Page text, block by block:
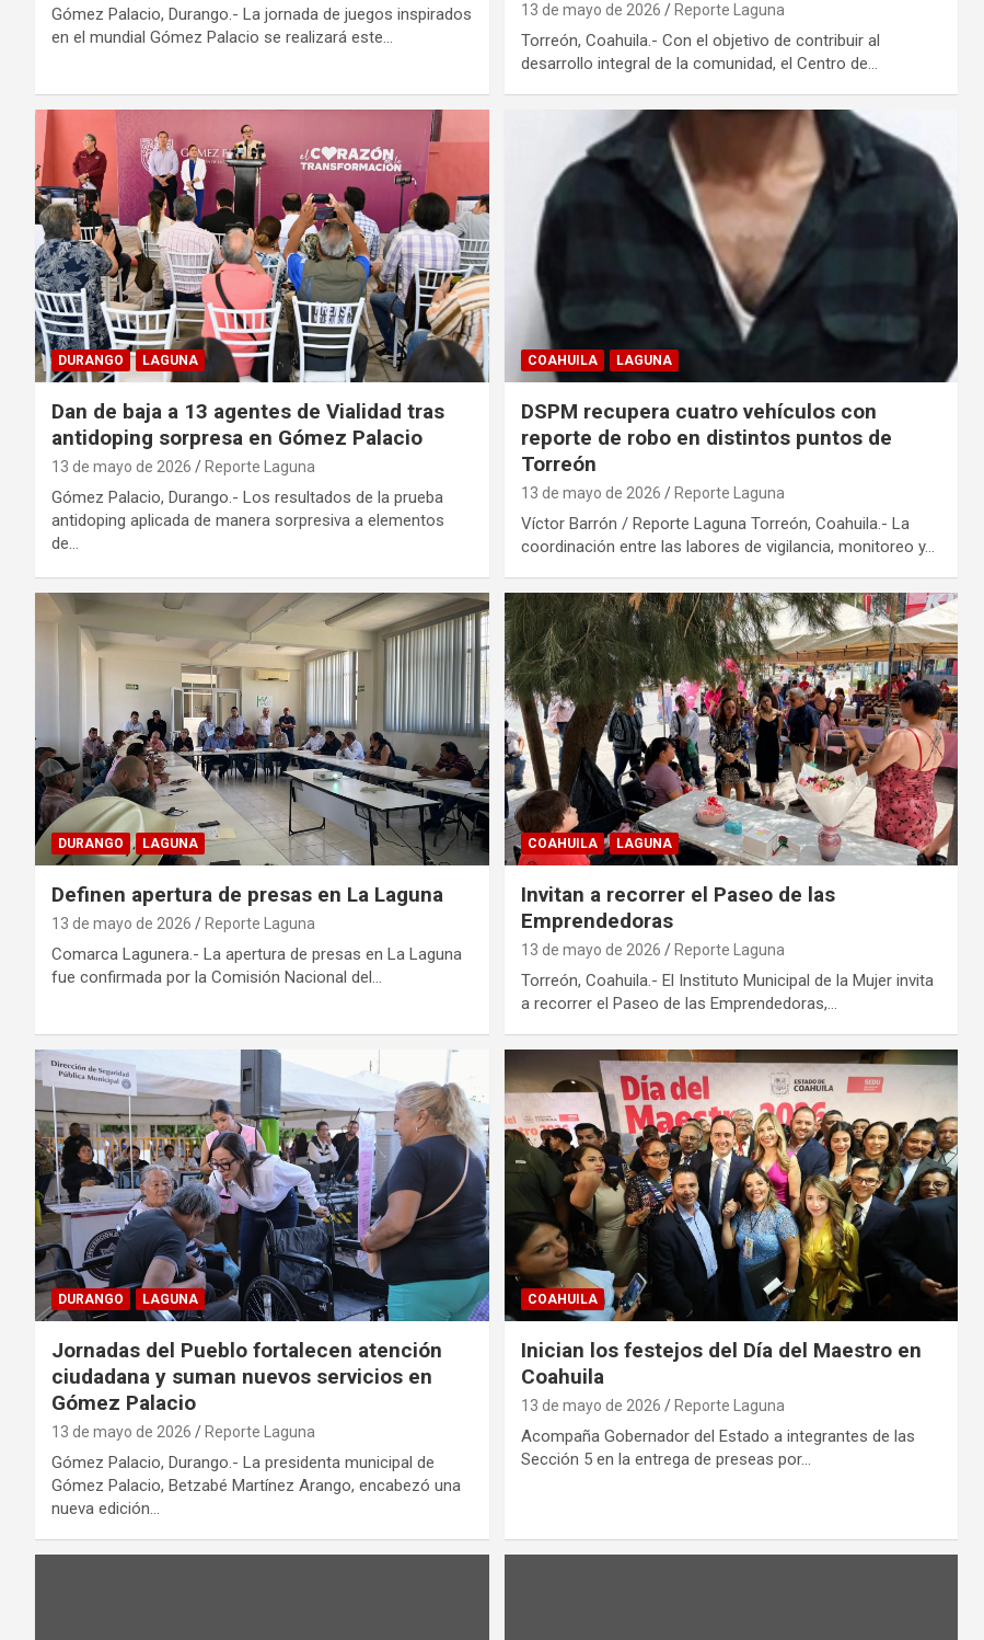
Gómez Palacio, Durango.- La jornada de juegos inspirados
en el mundial Gómez Palacio se realizará este…
13 de mayo de 2026 Reporte Laguna
Torreón, Coahuila.- Con el objetivo de contribuir al
desarrollo integral de la comunidad, el Centro de…
DURANGO LAGUNA
Dan de baja a 13 agentes de Vialidad tras
antidoping sorpresa en Gómez Palacio
13 de mayo de 2026 Reporte Laguna
Gómez Palacio, Durango.- Los resultados de la prueba
antidoping aplicada de manera sorpresiva a elementos
de…
COAHUILA LAGUNA
DSPM recupera cuatro vehículos con
reporte de robo en distintos puntos de
Torreón
13 de mayo de 2026 Reporte Laguna
Víctor Barrón / Reporte Laguna Torreón, Coahuila.- La
coordinación entre las labores de vigilancia, monitoreo y…
DURANGO LAGUNA
Definen apertura de presas en La Laguna
13 de mayo de 2026 Reporte Laguna
Comarca Lagunera.- La apertura de presas en La Laguna
fue confirmada por la Comisión Nacional del…
COAHUILA LAGUNA
Invitan a recorrer el Paseo de las
Emprendedoras
13 de mayo de 2026 Reporte Laguna
Torreón, Coahuila.- El Instituto Municipal de la Mujer invita
a recorrer el Paseo de las Emprendedoras,…
DURANGO LAGUNA
Jornadas del Pueblo fortalecen atención
ciudadana y suman nuevos servicios en
Gómez Palacio
13 de mayo de 2026 Reporte Laguna
Gómez Palacio, Durango.- La presidenta municipal de
Gómez Palacio, Betzabé Martínez Arango, encabezó una
nueva edición…
COAHUILA
Inician los festejos del Día del Maestro en
Coahuila
13 de mayo de 2026 Reporte Laguna
Acompaña Gobernador del Estado a integrantes de las
Sección 5 en la entrega de preseas por…